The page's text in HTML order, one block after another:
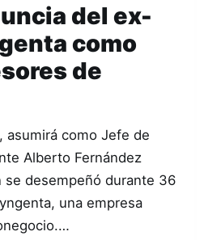
del ex-
como
de
asumirá como Jefe de
Alberto Fernández
se desempeñó durante 36
una empresa